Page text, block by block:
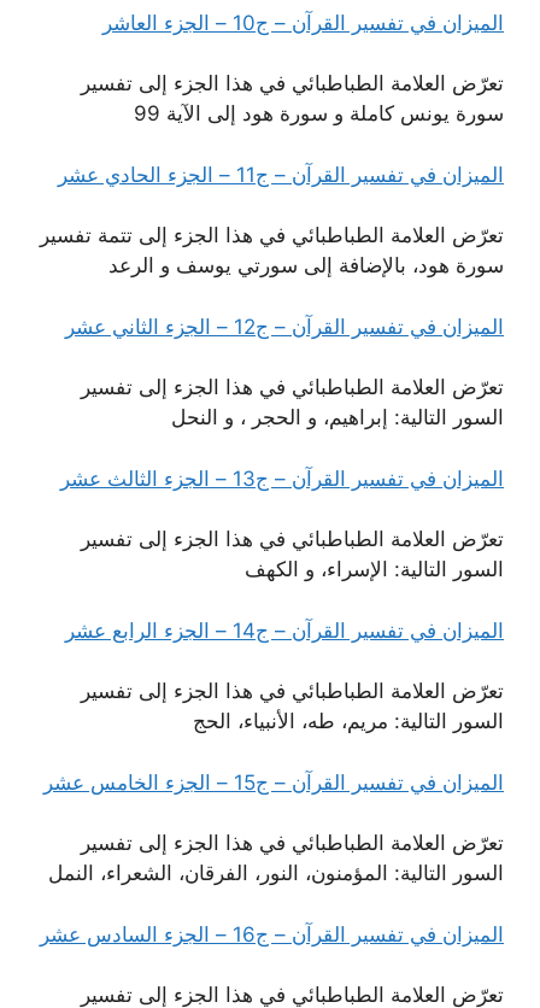
الميزان في تفسير القرآن – ج10 – الجزء العاشر
تعرّض العلامة الطباطبائي في هذا الجزء إلى تفسير
سورة يونس كاملة و سورة هود إلى الآية 99
الميزان في تفسير القرآن – ج11 – الجزء الحادي عشر
تعرّض العلامة الطباطبائي في هذا الجزء إلى تتمة تفسير
سورة هود، بالإضافة إلى سورتي يوسف و الرعد
الميزان في تفسير القرآن – ج12 – الجزء الثاني عشر
تعرّض العلامة الطباطبائي في هذا الجزء إلى تفسير
السور التالية: إبراهيم، و الحجر ، و النحل
الميزان في تفسير القرآن – ج13 – الجزء الثالث عشر
تعرّض العلامة الطباطبائي في هذا الجزء إلى تفسير
السور التالية: الإسراء، و الكهف
الميزان في تفسير القرآن – ج14 – الجزء الرابع عشر
تعرّض العلامة الطباطبائي في هذا الجزء إلى تفسير
السور التالية: مريم، طه، الأنبياء، الحج
الميزان في تفسير القرآن – ج15 – الجزء الخامس عشر
تعرّض العلامة الطباطبائي في هذا الجزء إلى تفسير
السور التالية: المؤمنون، النور، الفرقان، الشعراء، النمل
الميزان في تفسير القرآن – ج16 – الجزء السادس عشر
تعرّض العلامة الطباطبائي في هذا الجزء إلى تفسير